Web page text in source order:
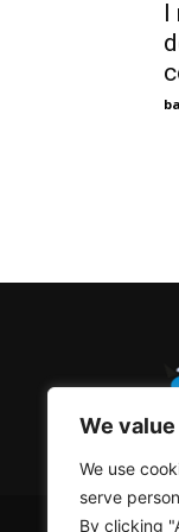
We
We use
serve
By clicking
I